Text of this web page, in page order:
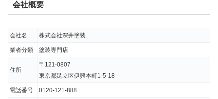
会社概要
会社名 株式会社深井塗装
業者分類 塗装専門店
住所
〒121-0807
東京都足立区伊興本町1-5-18
電話番号 0120-121-888